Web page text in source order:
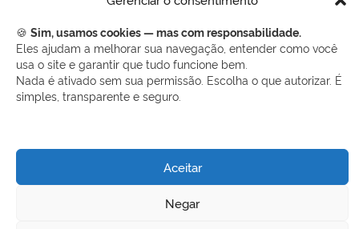
🍪 Sim, usamos cookies — mas com responsabilidade.
Eles ajudam a melhorar sua navegação, entender como você
usa o site e garantir que tudo funcione bem.
Nada é ativado sem sua permissão. Escolha o que autorizar. É
simples, transparente e seguro.
Aceitar
Negar
REDES SOCIAIS
Facebook
Twitter
LinkedIn
Instagram
Desenvolvido por Gerência de Tecnologia da
Informação - SELC